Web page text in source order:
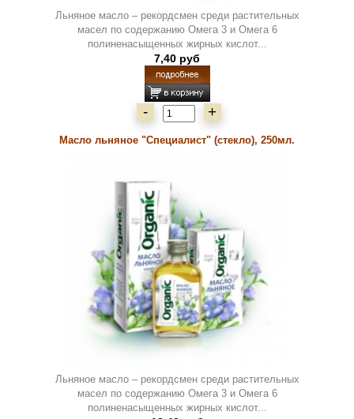
Льняное масло – рекордсмен среди растительных
масел по содержанию Омега 3 и Омега 6
полиненасыщенных жирных кислот...
7,40 руб
- +
Масло льняное "Специалист" (стекло), 250мл.
Льняное масло – рекордсмен среди растительных
масел по содержанию Омега 3 и Омега 6
полиненасыщенных жирных кислот...